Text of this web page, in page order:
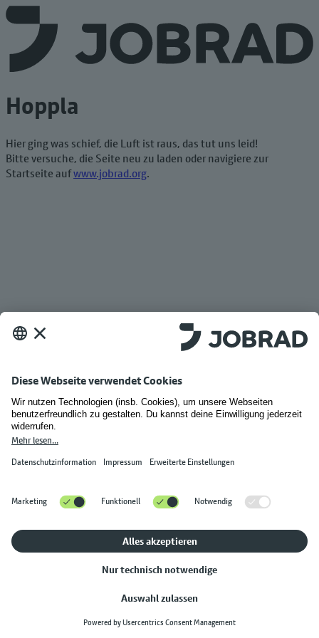
Hoppla
Hier ging was schief, die Luft ist raus, das tut uns leid!
Bitte versuche, die Seite neu zu laden oder navigiere zur
Startseite aufwww.jobrad.org.